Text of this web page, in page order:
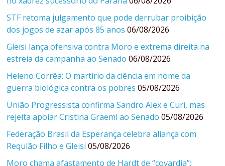
STF retoma julgamento que pode derrubar proibição
dos jogos de azar após 85 anos 06/08/2026
Gleisi lança ofensiva contra Moro e extrema direita na
estreia da campanha ao Senado 06/08/2026
Heleno Corrêa: O martírio da ciência em nome da
guerra biológica contra os pobres 05/08/2026
União Progressista confirma Sandro Alex e Curi, mas
rejeita apoiar Cristina Graeml ao Senado 05/08/2026
Federação Brasil da Esperança celebra aliança com
Requião Filho e Gleisi 05/08/2026
Moro chama afastamento de Hardt de “covardia”;